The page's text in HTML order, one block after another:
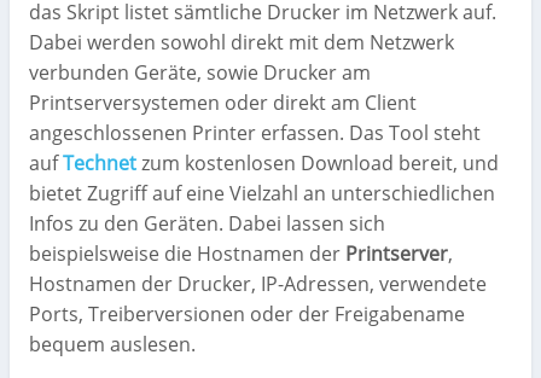
das Skript listet sämtliche Drucker im Netzwerk auf.
Dabei werden sowohl direkt mit dem Netzwerk
verbunden Geräte, sowie Drucker am
Printserversystemen oder direkt am Client
angeschlossenen Printer erfassen. Das Tool steht
aufTechnetzum kostenlosen Download bereit, und
bietet Zugriff auf eine Vielzahl an unterschiedlichen
Infos zu den Geräten. Dabei lassen sich
beispielsweise die Hostnamen der Printserver,
Hostnamen der Drucker, IP-Adressen, verwendete
Ports, Treiberversionen oder der Freigabename
bequem auslesen.